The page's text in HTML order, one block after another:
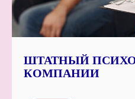
ШТАТНЫЙ
КОМПАНИИ